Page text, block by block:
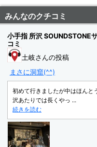
みんなのクチコミ
小手指 所沢 SOUNDSTONE
コミ
土岐さんの投稿
まさに洞窟(^^)
初めて行きましたが中はほんと
沢あたりでは長くやっ ...
続きを読む